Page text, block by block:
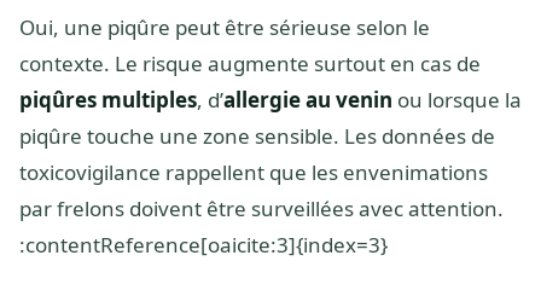
Oui, une piqûre peut être sérieuse selon le
contexte. Le risque augmente surtout en cas de
piqûres multiples, d’allergie au venin ou lorsque la
piqûre touche une zone sensible. Les données de
toxicovigilance rappellent que les envenimations
par frelons doivent être surveillées avec attention.
:contentReference[oaicite:3]{index=3}